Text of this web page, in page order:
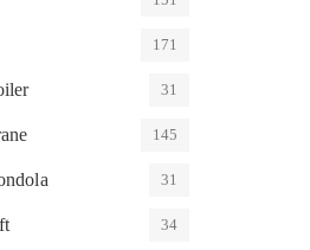
171
31
145
31
34